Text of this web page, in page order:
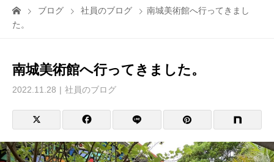
ブログ 社員のブログ
南城美術館へ行ってきまし
た。
南城美術館へ行ってきました。
2022.11.28 社員のブログ